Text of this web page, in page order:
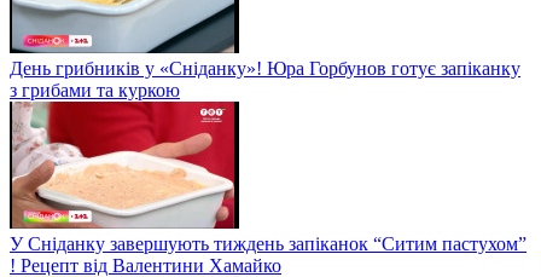
День грибників у «Сніданку»! Юра Горбунов готує запіканку
з грибами та куркою
У Сніданку завершують тиждень запіканок “Ситим пастухом”
! Рецепт від Валентини Хамайко